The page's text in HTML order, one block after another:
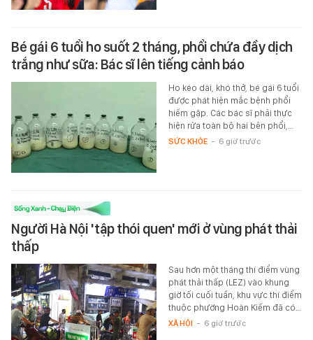
Bé gái 6 tuổi ho suốt 2 tháng, phổi chứa đầy dịch
trắng như sữa: Bác sĩ lên tiếng cảnh báo
Ho kéo dài, khó thở, bé gái 6 tuổi
được phát hiện mắc bệnh phổi
hiếm gặp. Các bác sĩ phải thực
hiện rửa toàn bộ hai bên phổi,…
SỨC KHỎE - 6 giờ trước
Người Hà Nội 'tập thói quen' mới ở vùng phát thải
thấp
Sau hơn một tháng thí điểm vùng
phát thải thấp (LEZ) vào khung
giờ tối cuối tuần, khu vực thí điểm
thuộc phường Hoàn Kiếm đã có…
XÃ HỘI - 6 giờ trước